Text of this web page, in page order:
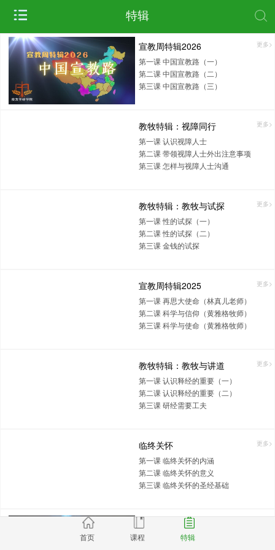
特辑
宣教周特辑2026 更多>
第一课 中国宣教路（一）
第二课 中国宣教路（二）
第三课 中国宣教路（三）
教牧特辑：视障同行 更多>
第一课 认识视障人士
第二课 带领视障人士外出注意事项
第三课 怎样与视障人士沟通
教牧特辑：教牧与试探 更多>
第一课 性的试探（一）
第二课 性的试探（二）
第三课 金钱的试探
宣教周特辑2025 更多>
第一课 再思大使命（林真儿老师）
第二课 科学与信仰（黄雅格牧师）
第三课 科学与使命（黄雅格牧师）
教牧特辑：教牧与讲道 更多>
第一课 认识释经的重要（一）
第二课 认识释经的重要（二）
第三课 研经需要工夫
临终关怀 更多>
第一课 临终关怀的内涵
第二课 临终关怀的意义
第三课 临终关怀的圣经基础
圣诞节特辑2024：耶稣来了
第一课 耶稣降生与吹角节
首页 课程 特辑